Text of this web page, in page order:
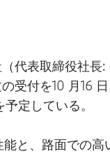
代表取締役社
受付を10 月16
定している。
と、路面での